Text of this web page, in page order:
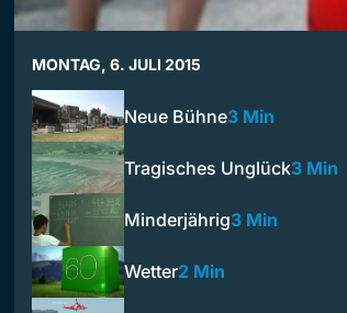
MONTAG, 6. JULI 2015
Neue Bühne3 Min
Tragisches Unglück3 Min
Minderjährig3 Min
Wetter2 Min